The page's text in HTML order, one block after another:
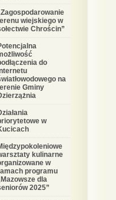
wiejskiego w
Chrościn”
do
na
Gminy
w
kulinarne
w
programu
dla
2025”